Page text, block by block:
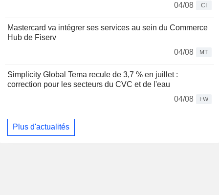
04/08
CI
Mastercard va intégrer ses services au sein du Commerce
Hub de Fiserv
04/08
MT
Simplicity Global Tema recule de 3,7 % en juillet :
correction pour les secteurs du CVC et de l'eau
04/08
FW
Plus d'actualités